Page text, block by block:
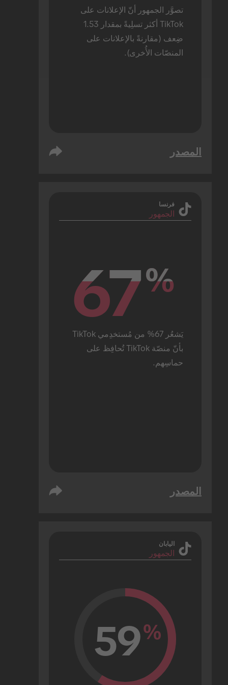
المنصّات الأُخرى).
المصدر
فرنسا
الجمهور
67%
67%
حماسِهم.
المصدر
اليابان
الجمهور
59%